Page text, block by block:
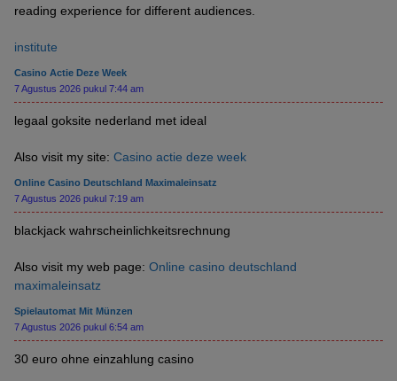
reading experience for different audiences.
institute
Casino Actie Deze Week
7 Agustus 2026 pukul 7:44 am
legaal goksite nederland met ideal
Also visit my site: Casino actie deze week
Online Casino Deutschland Maximaleinsatz
7 Agustus 2026 pukul 7:19 am
blackjack wahrscheinlichkeitsrechnung
Also visit my web page: Online casino deutschland
maximaleinsatz
Spielautomat Mit Münzen
7 Agustus 2026 pukul 6:54 am
30 euro ohne einzahlung casino